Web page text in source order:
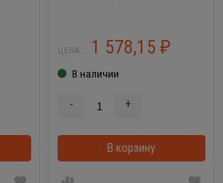
В корзинке
ЦЕНА: 1 578,15 ₽
В наличии
- +
В корзину